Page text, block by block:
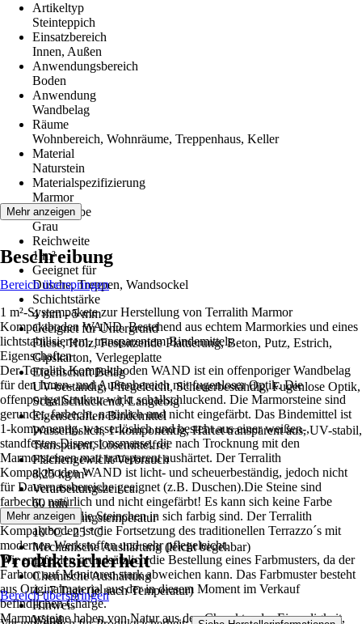
Artikeltyp
Steinteppich
Einsatzbereich
Innen, Außen
Anwendungsbereich
Boden
Anwendung
Wandbelag
Räume
Wohnbereich, Wohnräume, Treppenhaus, Keller
Material
Naturstein
Materialspezifizierung
Marmor
Grundfarbe
Grau
Reichweite
1 m²
Geeignet für
Dusche, Treppen, Wandsockel
Schichtstärke
4 mm - 5 mm
Geeignet für Untergrund
Fliese, Holz, Festsitzende Plattierung, Beton, Putz, Estrich,
Gipskarton, Verlegeplatte
Eigenschaft Belag
UV-beständig, Pflegeleicht, Scheuerbeständig, Fugenlose Optik,
Schallschluckend, Langlebig
Eigenschaften Bindemittel
Wasserlöslich, 1-komponentig, Härtet transparent aus, UV-stabil,
Transparent, Lösemittelfrei
Flächengewicht/Verbrauch
8,25 kg/m²
Verarbeitungszeit ca.
60 min
Verarbeitungstemperatur
10 °C - 25 °C
Mechanische Aushärtung (leicht begehbar)
12 h
Chemische Aushärtung
4 - 7 Tage (je nach Temperatur)
Hinweis
Wand
Mehr anzeigen
Beschreibung
Bereich überspringen
1 m²-Systempakete zur Herstellung von Terralith Marmor
Kompaktboden WAND. Bestehend aus echtem Marmorkies und eines
lichtstabilisiertem, transparentem Bindemittels.
Eigenschaften
Der Terralith Kompaktboden WAND ist ein offenporiger Wandbelag
für den Innen- und Außenbereich mit fugenloser Optik. Die
offenporige Struktur wirkt schallschluckend. Die Marmorsteine sind
gerundet, farbecht, natürlich und nicht eingefärbt. Das Bindemittel ist
1-komponentig, wasserlöslich und besteht aus einer weißen-,
standfesten Dispersionsmasse, die nach Trocknung mit den
Marmorsteinen matt transparent aushärtet. Der Terralith
Kompaktboden WAND ist licht- und scheuerbeständig, jedoch nicht
für Dauernassbereiche geeignet (z.B. Duschen).Die Steine sind
farbecht, natürlich und nicht eingefärbt! Es kann sich keine Farbe
abnutzen, weil die Steinchen in sich farbig sind. Der Terralith
Kompaktboden ist die Fortsetzung des traditionellen Terrazzo´s mit
modernen Werkstoffen und sehr pflegeleicht.
Wir empfehlen grundsätzlich die Bestellung eines Farbmusters, da der
Farbton auf Monitoren stark abweichen kann. Das Farbmuster besteht
aus Originalmaterial aus der in diesem Moment im Verkauf
befindlichen Charge.
Marmorsteine haben von Natur aus den Charakter der Einmaligkeit,
Mehr anzeigen
Produktsicherheit
Bereich überspringen